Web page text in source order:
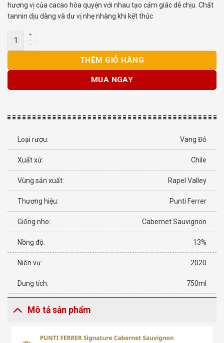
hương vị của cacao hòa quyện với nhau tạo cảm giác dễ chịu. Chất
tannin dịu dàng và dư vị nhẹ nhàng khi kết thúc
Rượu Vang Chile Punti Ferrer Signature Cabernet Sauvignon
THÊM GIỎ HÀNG
MUA NGAY
Loại rượu: Vang Đỏ
Xuất xứ: Chile
Vùng sản xuất: Rapel Valley
Thương hiệu: Punti Ferrer
Giống nho: Cabernet Sauvignon
Nồng độ: 13%
Niên vụ: 2020
Dung tích: 750ml
Mô tả sản phẩm